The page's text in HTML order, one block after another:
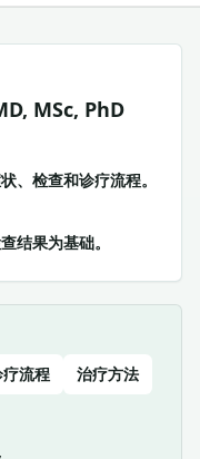
MSc, PhD
、检查和诊疗流程。
结果为基础。
流程
治疗方法